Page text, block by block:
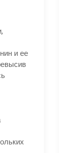
и ее